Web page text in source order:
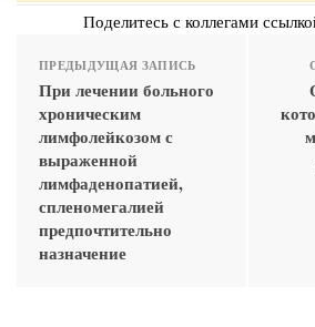
Поделитесь с коллегами
ПРЕДЫДУЩАЯ ЗАПИСЬ
При лечении больного
хроническим
лимфолейкозом с
выраженной
лимфаденопатией,
спленомегалией
предпочтительно
назначение